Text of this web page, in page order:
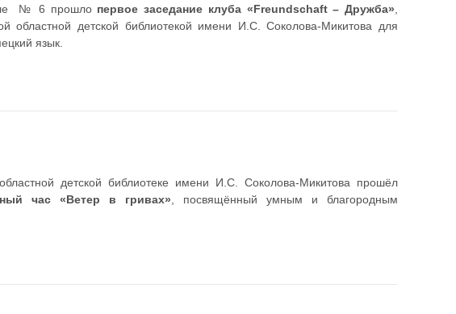
№ 6 прошло первое заседание клуба «Freundschaft – Дружба»,
областной детской библиотекой имени И.С. Соколова-Микитова для
язык.
детской библиотеке имени И.С. Соколова-Микитова прошёл
час «Ветер в гривах» , посвящённый умным и благородным